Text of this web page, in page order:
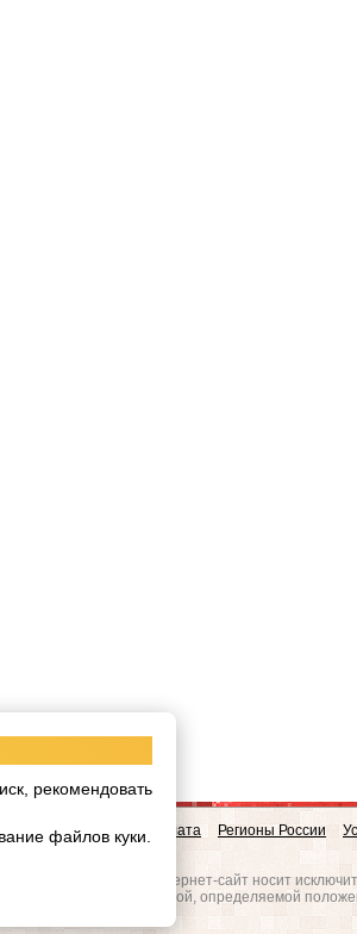
Новинки Доставка и Оплата Регионы России
на то, что данный интернет-сайт носит
публичной офертой, определяемой
рекомендовать
файлов куки.